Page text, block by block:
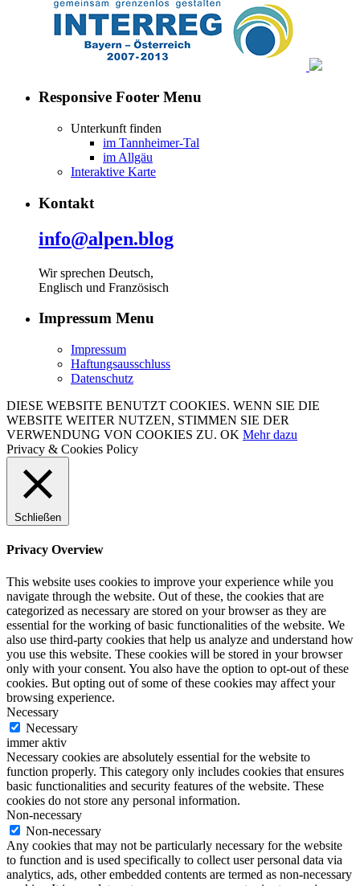
Responsive Footer Menu
Unterkunft finden
im Tannheimer-Tal
im Allgäu
Interaktive Karte
Kontakt
info@alpen.blog
Wir sprechen Deutsch,
Englisch und Französisch
Impressum Menu
Impressum
Haftungsausschluss
Datenschutz
DIESE WEBSITE BENUTZT COOKIES. WENN SIE DIE
WEBSITE WEITER NUTZEN, STIMMEN SIE DER
VERWENDUNG VON COOKIES ZU. OK Mehr dazu
Privacy & Cookies Policy
Schließen
Privacy Overview
This website uses cookies to improve your experience while you
navigate through the website. Out of these, the cookies that are
categorized as necessary are stored on your browser as they are
essential for the working of basic functionalities of the website. We
also use third-party cookies that help us analyze and understand how
you use this website. These cookies will be stored in your browser
only with your consent. You also have the option to opt-out of these
cookies. But opting out of some of these cookies may affect your
browsing experience.
Necessary
Necessary
immer aktiv
Necessary cookies are absolutely essential for the website to
function properly. This category only includes cookies that ensures
basic functionalities and security features of the website. These
cookies do not store any personal information.
Non-necessary
Non-necessary
Any cookies that may not be particularly necessary for the website
to function and is used specifically to collect user personal data via
analytics, ads, other embedded contents are termed as non-necessary